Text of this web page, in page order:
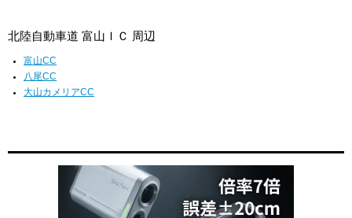
北陸自動車道 富山ＩＣ 周辺
富山CC
八尾CC
大山カメリアCC